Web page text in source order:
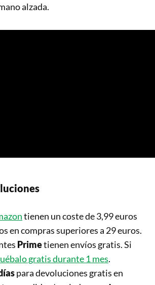
alzada.
tienen un coste de 3,99 euros
en compras superiores a 29 euros.
Primetienen envíos gratis. Si
gratis durante 1 mes.
para devoluciones gratis en